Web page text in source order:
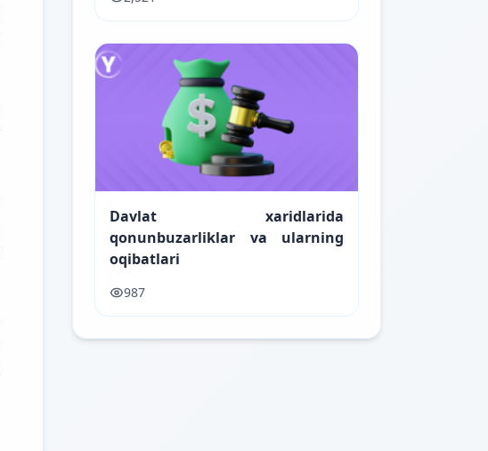
Davlat xaridlarida
qonunbuzarliklar va ularning
oqibatlari
987